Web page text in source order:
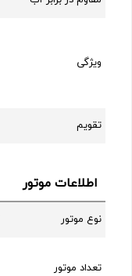
ویژگی
تقویم
اطلاعات موتور
نوع موتور
تعداد موتور